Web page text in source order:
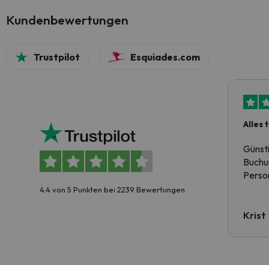
Kundenbewertungen
Trustpilot Esquiades.com
4.4 von 5 Punkten bei 2239 Bewertungen
Alles
Krist